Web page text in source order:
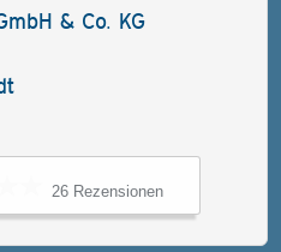
& Co. KG
26 Rezensionen